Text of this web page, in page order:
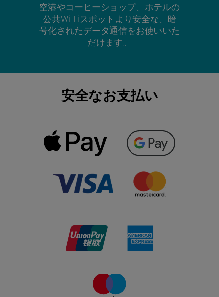
空港やコーヒーショップ、ホテルの
公共Wi-Fiスポットより安全な、暗
号化されたデータ通信をお使いいた
だけます。
安全なお支払い